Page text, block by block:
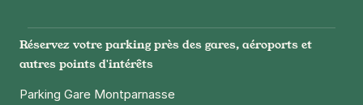
Réservez votre parking près des gares, aéroports et
autres points d'intérêts
Parking Gare Montparnasse